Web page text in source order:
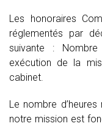
Les honoraires
réglementés par
suivante :
exécution de la
cabinet.
Le nombre
notre mission est